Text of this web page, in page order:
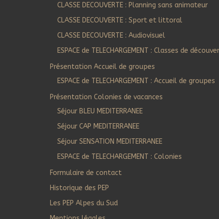
CLASSE DECOUVERTE : Planning sans animateur
CLASSE DECOUVERTE : Sport et littoral
CLASSE DECOUVERTE : Audiovisuel
ESPACE de TELECHARGEMENT : Classes de
Présentation Accueil de groupes
ESPACE de TELECHARGEMENT : Accueil de groupes
Présentation Colonies de vacances
Séjour BLEU MEDITERRANEE
Séjour CAP MEDITERRANEE
Séjour SENSATION MEDITERRANEE
ESPACE de TELECHARGEMENT : Colonies
Formulaire de contact
Historique des PEP
Les PEP Alpes du Sud